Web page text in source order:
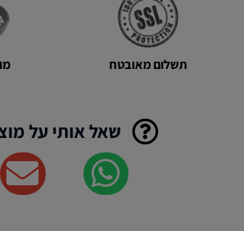
תשלום מאובטח
שאל אותי על